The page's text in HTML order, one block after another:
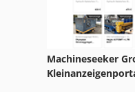
Isernhäger
Küppersbusch
Machineseeker